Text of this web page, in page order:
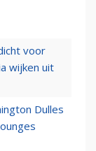
voor
wijken uit
Dulles